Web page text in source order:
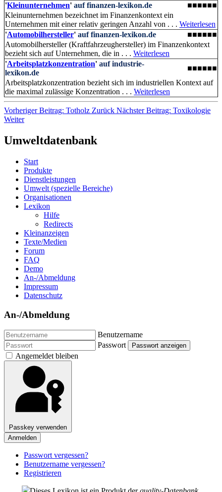
'Kleinunternehmen' auf finanzen-lexikon.de
■■■■■■
Kleinunternehmen bezeichnet im Finanzenkontext ein
Unternehmen mit einer relativ geringen Anzahl von . . . Weiterlesen
'Automobilhersteller' auf finanzen-lexikon.de
■■■■■■
Automobilhersteller (Kraftfahrzeughersteller) im Finanzenkontext
bezieht sich auf Unternehmen, die in . . . Weiterlesen
'Arbeitsplatzkonzentration' auf industrie-
lexikon.de
■■■■■■
Arbeitsplatzkonzentration bezieht sich im industriellen Kontext auf
die maximal zulässige Konzentration . . . Weiterlesen
Vorheriger Beitrag: Totholz Zurück Nächster Beitrag: Toxikologie
Weiter
Umweltdatenbank
Start
Produkte
Dienstleistungen
Umwelt (spezielle Bereiche)
Organisationen
Lexikon
Hilfe
Redirects
Kleinanzeigen
Texte/Medien
Forum
FAQ
Demo
An-/Abmeldung
Impressum
Datenschutz
An-/Abmeldung
Benutzername
Passwort
Passwort anzeigen
Angemeldet bleiben
Passkey verwenden
Anmelden
Passwort vergessen?
Benutzername vergessen?
Registrieren